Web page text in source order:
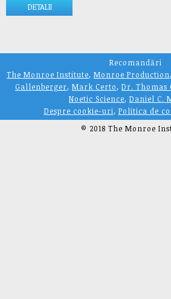
DETALII
Recomandări
The Monroe Institute, Monroe Production,
Gallenberger, Mark Certo, Dr. Thomas
Noetic Science, Daniel C.
Despre cookie-uri, Politica de
© 2018 The Monroe